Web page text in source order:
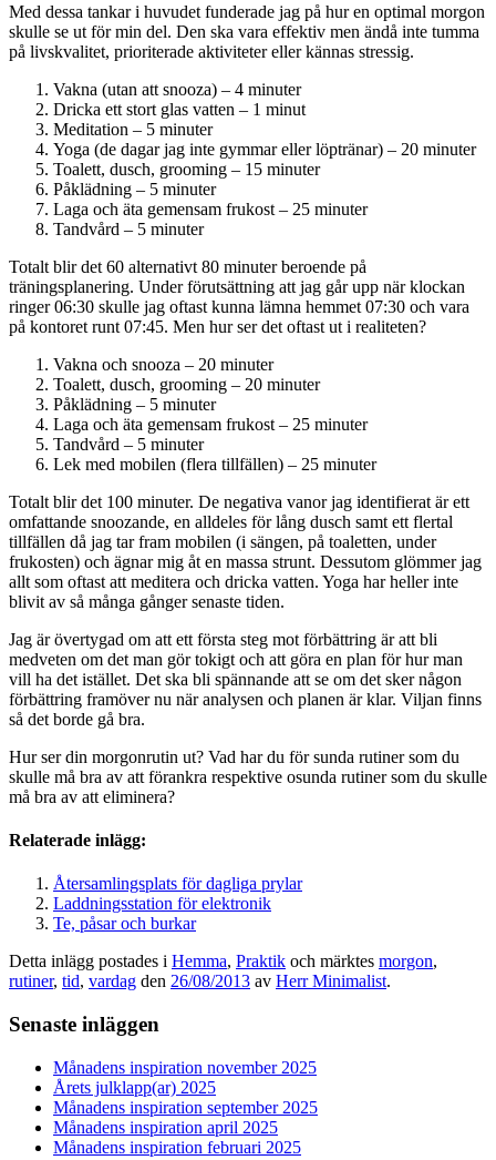
Med dessa tankar i huvudet funderade jag på hur en optimal morgon
skulle se ut för min del. Den ska vara effektiv men ändå inte tumma
på livskvalitet, prioriterade aktiviteter eller kännas stressig.
Vakna (utan att snooza) – 4 minuter
Dricka ett stort glas vatten – 1 minut
Meditation – 5 minuter
Yoga (de dagar jag inte gymmar eller löptränar) – 20 minuter
Toalett, dusch, grooming – 15 minuter
Påklädning – 5 minuter
Laga och äta gemensam frukost – 25 minuter
Tandvård – 5 minuter
Totalt blir det 60 alternativt 80 minuter beroende på
träningsplanering. Under förutsättning att jag går upp när klockan
ringer 06:30 skulle jag oftast kunna lämna hemmet 07:30 och vara
på kontoret runt 07:45. Men hur ser det oftast ut i realiteten?
Vakna och snooza – 20 minuter
Toalett, dusch, grooming – 20 minuter
Påklädning – 5 minuter
Laga och äta gemensam frukost – 25 minuter
Tandvård – 5 minuter
Lek med mobilen (flera tillfällen) – 25 minuter
Totalt blir det 100 minuter. De negativa vanor jag identifierat är ett
omfattande snoozande, en alldeles för lång dusch samt ett flertal
tillfällen då jag tar fram mobilen (i sängen, på toaletten, under
frukosten) och ägnar mig åt en massa strunt. Dessutom glömmer jag
allt som oftast att meditera och dricka vatten. Yoga har heller inte
blivit av så många gånger senaste tiden.
Jag är övertygad om att ett första steg mot förbättring är att bli
medveten om det man gör tokigt och att göra en plan för hur man
vill ha det istället. Det ska bli spännande att se om det sker någon
förbättring framöver nu när analysen och planen är klar. Viljan finns
så det borde gå bra.
Hur ser din morgonrutin ut? Vad har du för sunda rutiner som du
skulle må bra av att förankra respektive osunda rutiner som du skulle
må bra av att eliminera?
Relaterade inlägg:
Återsamlingsplats för dagliga prylar
Laddningsstation för elektronik
Te, påsar och burkar
Detta inlägg postades i Hemma, Praktik och märktes morgon,
rutiner, tid, vardag den 26/08/2013 av Herr Minimalist.
Senaste inläggen
Månadens inspiration november 2025
Årets julklapp(ar) 2025
Månadens inspiration september 2025
Månadens inspiration april 2025
Månadens inspiration februari 2025